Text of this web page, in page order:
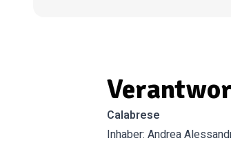
Calabrese
Inhaber: Andrea